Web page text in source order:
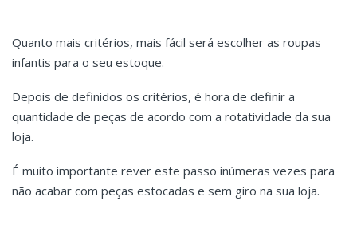
Quanto mais critérios, mais fácil será escolher as roupas
infantis para o seu estoque.
Depois de definidos os critérios, é hora de definir a
quantidade de peças de acordo com a rotatividade da sua
loja.
É muito importante rever este passo inúmeras vezes para
não acabar com peças estocadas e sem giro na sua loja.